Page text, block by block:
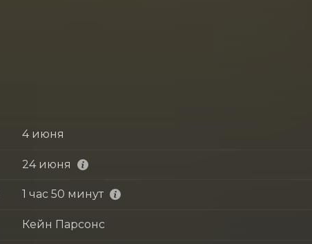
4 июня
24 июня
1 час 50 минут
Кейн Парсонс